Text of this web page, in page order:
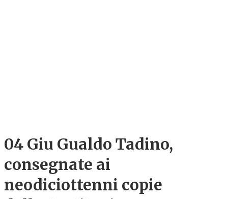
04 Giu Gualdo Tadino,
consegnate ai
neodiciottenni copie